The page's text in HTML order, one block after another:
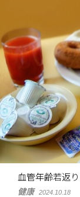
血管年齢若返
健康 2024.10.18